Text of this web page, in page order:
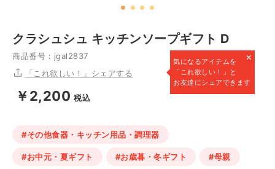
クラシュシュ キッチンソープギフト D
商品番号：jgal2837 ×
気になるアイテムを
「これ欲しい！」と
お友達にシェアできます
「これ欲しい！」シェアする
￥2,200 税込
#その他食器・キッチン用品・調理器
#お中元・夏ギフト #お歳暮・冬ギフト #母親